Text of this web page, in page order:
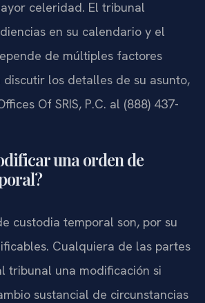
celeridad. El tribunal
en su calendario y el
de múltiples factores
discutir los detalles de su asunto,
Of SRIS, P.C. al (888) 437-
una orden de
custodia temporal son, por su
Cualquiera de las partes
tribunal una modificación si
sustancial de circunstancias